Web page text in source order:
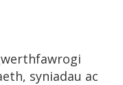
syniadau ac